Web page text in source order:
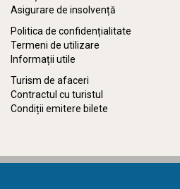
Asigurare de insolvență
Politica de confidențialitate
Termeni de utilizare
Informații utile
Turism de afaceri
Contractul cu turistul
Condiții emitere bilete